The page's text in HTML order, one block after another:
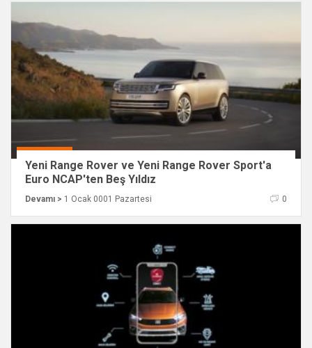
Yeni Range Rover ve Yeni Range Rover Sport'a
Euro NCAP'ten Beş Yıldız
Devamı > 1 Ocak 0001 Pazartesi 0